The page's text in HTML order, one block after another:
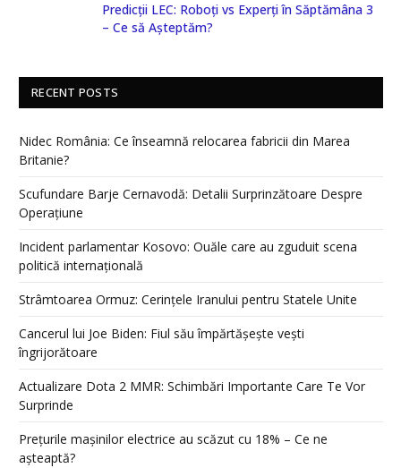
Predicții LEC: Roboți vs Experți în Săptămâna 3
– Ce să Așteptăm?
RECENT POSTS
Nidec România: Ce înseamnă relocarea fabricii din Marea
Britanie?
Scufundare Barje Cernavodă: Detalii Surprinzătoare Despre
Operațiune
Incident parlamentar Kosovo: Ouăle care au zguduit scena
politică internațională
Strâmtoarea Ormuz: Cerințele Iranului pentru Statele Unite
Cancerul lui Joe Biden: Fiul său împărtășește vești
îngrijorătoare
Actualizare Dota 2 MMR: Schimbări Importante Care Te Vor
Surprinde
Prețurile mașinilor electrice au scăzut cu 18% – Ce ne
așteaptă?